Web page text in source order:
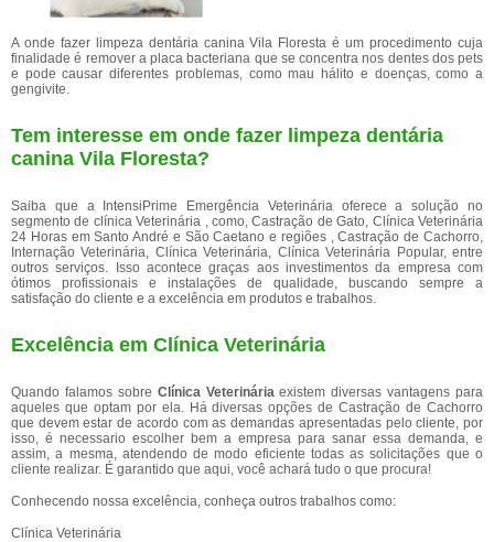
A onde fazer limpeza dentária canina Vila Floresta é um procedimento cuja
finalidade é remover a placa bacteriana que se concentra nos dentes dos pets
e pode causar diferentes problemas, como mau hálito e doenças, como a
gengivite.
Tem interesse em onde fazer limpeza dentária
canina Vila Floresta?
Saiba que a IntensiPrime Emergência Veterinária oferece a solução no
segmento de clínica Veterinária , como, Castração de Gato, Clínica Veterinária
24 Horas em Santo André e São Caetano e regiões , Castração de Cachorro,
Internação Veterinária, Clínica Veterinária, Clínica Veterinária Popular, entre
outros serviços. Isso acontece graças aos investimentos da empresa com
ótimos profissionais e instalações de qualidade, buscando sempre a
satisfação do cliente e a excelência em produtos e trabalhos.
Excelência em Clínica Veterinária
Quando falamos sobre Clínica Veterináriaexistem diversas vantagens para
aqueles que optam por ela. Há diversas opções de Castração de Cachorro
que devem estar de acordo com as demandas apresentadas pelo cliente, por
isso, é necessario escolher bem a empresa para sanar essa demanda, e
assim, a mesma, atendendo de modo eficiente todas as solicitações que o
cliente realizar. É garantido que aqui, você achará tudo o que procura!
Conhecendo nossa excelência, conheça outros trabalhos como:
Clínica Veterinária